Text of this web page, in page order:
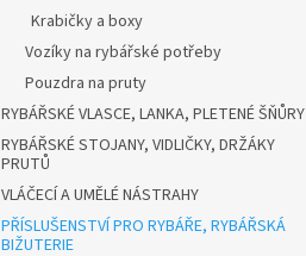
Krabičky a boxy
Vozíky na rybářské potřeby
Pouzdra na pruty
RYBÁŘSKÉ VLASCE, LANKA, PLETENÉ ŠŇŮRY
RYBÁŘSKÉ STOJANY, VIDLIČKY, DRŽÁKY
PRUTŮ
VLÁČECÍ A UMĚLÉ NÁSTRAHY
PŘÍSLUŠENSTVÍ PRO RYBÁŘE, RYBÁŘSKÁ
BIŽUTERIE